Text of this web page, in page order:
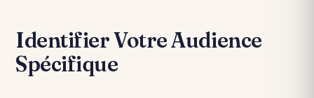
Identifier Votre Audience
Spécifique